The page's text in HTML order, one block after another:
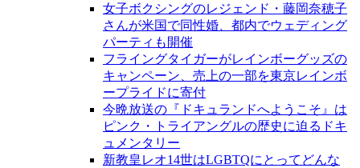
女子ボクシングのレジェンド・藤岡奈穂子
さんが米国で同性婚、都内でウェディング
パーティも開催
フライングタイガーがレインボーグッズの
キャンペーン、売上の一部を東京レインボ
ープライドに寄付
今晩放送の『ドキュランドへようこそ』は
ピンク・トライアングルの歴史に迫るドキ
ュメンタリー
新教皇レオ14世はLGBTQにとってどんな